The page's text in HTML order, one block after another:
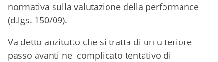
normativa sulla valutazione della performance
(d.lgs. 150/09).
Va detto anzitutto che si tratta di un ulteriore
passo avanti nel complicato tentativo di